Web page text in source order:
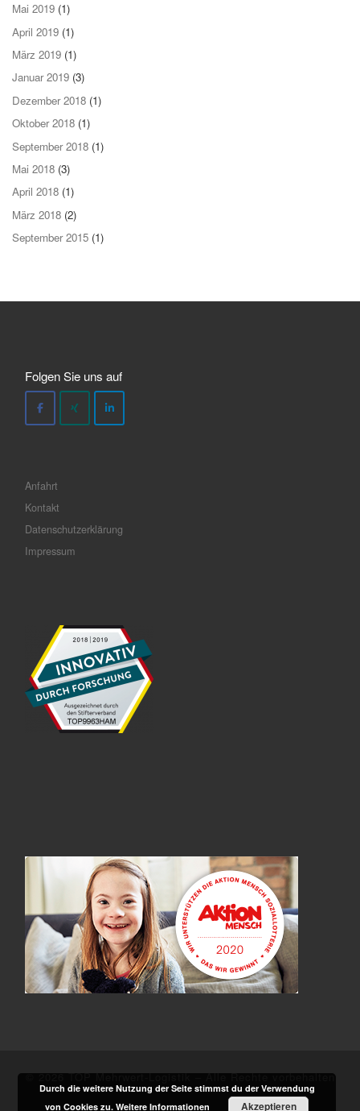
Mai 2019 (1)
April 2019 (1)
März 2019 (1)
Januar 2019 (3)
Dezember 2018 (1)
Oktober 2018 (1)
September 2018 (1)
Mai 2018 (3)
April 2018 (1)
März 2018 (2)
September 2015 (1)
Folgen Sie uns auf
Anfahrt
Kontakt
Datenschutzerklärung
Impressum
© 2026 TOP Mehrwert-Logistik – Alle Rechte vorbehalten
Durch die weitere Nutzung der Seite stimmst du der Verwendung
von Cookies zu.Weitere Informationen Akzeptieren